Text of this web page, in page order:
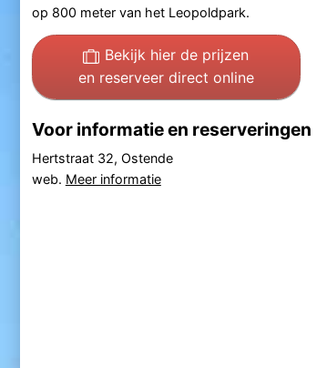
op 800 meter van het Leopoldpark.
Bekijk hier de prijzen
en reserveer direct online
Voor informatie en reserveringen
Hertstraat 32, Ostende
web. Meer informatie